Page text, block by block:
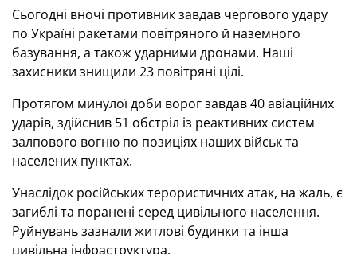
Сьогодні вночі противник завдав чергового удару
по Україні ракетами повітряного й наземного
базування, а також ударними дронами. Наші
захисники знищили 23 повітряні цілі.
Протягом минулої доби ворог завдав 40 авіаційних
ударів, здійснив 51 обстріл із реактивних систем
залпового вогню по позиціях наших військ та
населених пунктах.
Унаслідок російських терористичних атак, на жаль, є
загиблі та поранені серед цивільного населення.
Руйнувань зазнали житлові будинки та інша
цивільна інфраструктура.